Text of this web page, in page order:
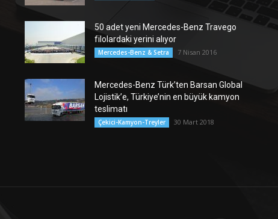
50 adet yeni Mercedes-Benz Travego
filolardaki yerini alıyor
Mercedes-Benz & Setra 7 Nisan 2016
Mercedes-Benz Türk’ten Barsan Global
Lojistik’e, Türkiye’nin en büyük kamyon
teslimatı
Çekici-Kamyon-Treyler 30 Mart 2018